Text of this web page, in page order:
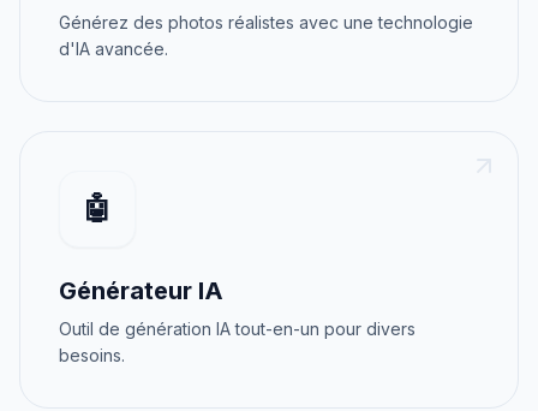
Générez des photos réalistes avec une technologie
d'IA avancée.
🤖
Générateur IA
Outil de génération IA tout-en-un pour divers
besoins.